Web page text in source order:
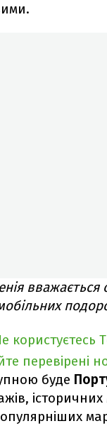
вважається
користуєтесь
перевірені
буде
історичних